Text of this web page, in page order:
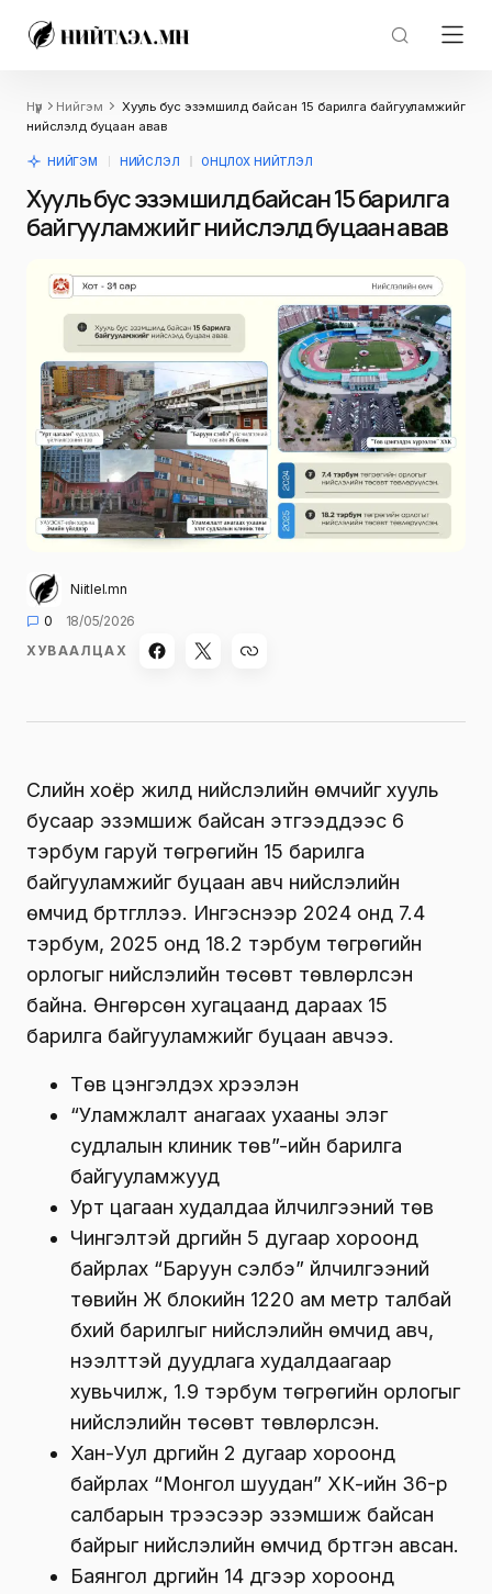
Нүүр Нийгэм
Хууль бус эзэмшилд байсан 15 барилга байгууламжийг
нийслэлд буцаан авав
НИЙГЭМ НИЙСЛЭЛ ОНЦЛОХ НИЙТЛЭЛ
Хууль бус эзэмшилд байсан 15 барилга
байгууламжийг нийслэлд буцаан авав
Niitlel.mn
0
18/05/2026
ХУВААЛЦАХ
Сүүлийн хоёр жилд нийслэлийн өмчийг хууль
бусаар эзэмшиж байсан этгээдүүдээс 6
тэрбум гаруй төгрөгийн 15 барилга
байгууламжийг буцаан авч нийслэлийн
өмчид бүртгүүллээ. Ингэснээр 2024 онд 7.4
тэрбум, 2025 онд 18.2 тэрбум төгрөгийн
орлогыг нийслэлийн төсөвт төвлөрүүлсэн
байна. Өнгөрсөн хугацаанд дараах 15
барилга байгууламжийг буцаан авчээ.
Төв цэнгэлдэх хүрээлэн
“Уламжлалт анагаах ухааны элэг
судлалын клиник төв”-ийн барилга
байгууламжууд
Урт цагаан худалдаа үйлчилгээний төв
Чингэлтэй дүүргийн 5 дугаар хороонд
байрлах “Баруун сэлбэ” үйлчилгээний
төвийн Ж блокийн 1220 ам метр талбай
бүхий барилгыг нийслэлийн өмчид авч,
нээлттэй дуудлага худалдаагаар
хувьчилж, 1.9 тэрбум төгрөгийн орлогыг
нийслэлийн төсөвт төвлөрүүлсэн.
Хан-Уул дүүргийн 2 дугаар хороонд
байрлах “Монгол шуудан” ХК-ийн 36-р
салбарын түрээсээр эзэмшиж байсан
байрыг нийслэлийн өмчид бүртгэн авсан.
Баянгол дүүргийн 14 дүгээр хороонд